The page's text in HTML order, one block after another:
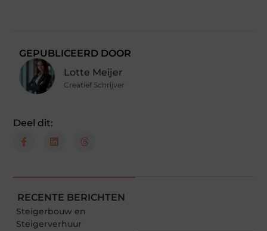
GEPUBLICEERD DOOR
Lotte Meijer
Creatief Schrijver
Deel dit:
RECENTE BERICHTEN
Steigerbouw en
Steigerverhuur